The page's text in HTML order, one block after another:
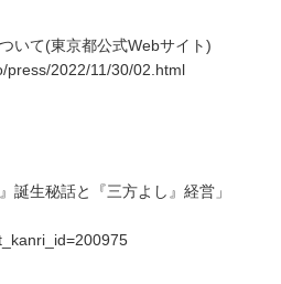
いて(東京都公式Webサイト)
press/2022/11/30/02.html
誕生秘話と『三方よし』経営」